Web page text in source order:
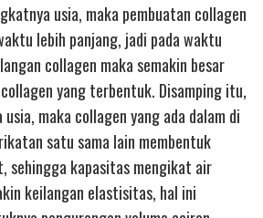
usia, maka pembuatan collagen
lebih panjang, jadi pada waktu
collagen maka semakin besar
yang terbentuk. Disamping itu,
maka collagen yang ada dalam di
satu sama lain membentuk
sehingga kapasitas mengikat air
keilangan elastisitas, hal ini